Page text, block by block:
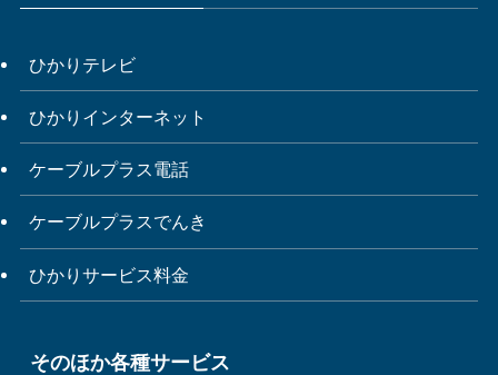
ひかりテレビ
ひかりインターネット
ケーブルプラス電話
ケーブルプラスでんき
ひかりサービス料金
そのほか各種サービス